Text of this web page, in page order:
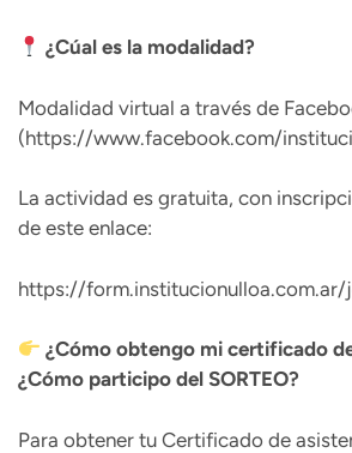
¿Cúal es la modalidad?
Modalidad virtual a través de
(https://www.facebook.com/
La actividad es gratuita, con
de este enlace:
https://form.institucionulloa.com.ar/
¿Cómo obtengo mi certificado
¿Cómo participo del SORTEO?
Para obtener tu Certificado de